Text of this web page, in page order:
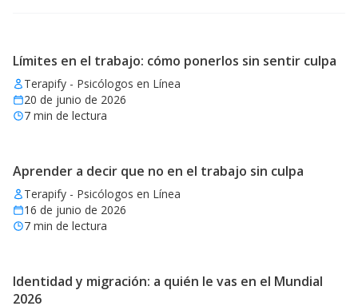
Límites en el trabajo: cómo ponerlos sin sentir culpa
Terapify - Psicólogos en Línea
20 de junio de 2026
7 min de lectura
Aprender a decir que no en el trabajo sin culpa
Terapify - Psicólogos en Línea
16 de junio de 2026
7 min de lectura
Identidad y migración: a quién le vas en el Mundial
2026